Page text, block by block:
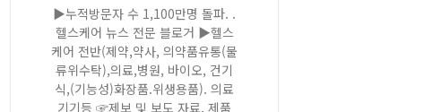
▶누적방문자 수 1,100만명 돌파. .
헬스케어 뉴스 전문 블로거 ▶헬스
케어 전반(제약,약사, 의약품유통(물
류위수탁),의료,병원, 바이오, 건기
식,(기능성)화장품.위생용품). 의료
기기등 ☞제보 및 보도 자료, 제품